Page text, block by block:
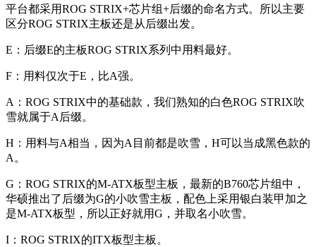
平台都采用ROG STRIX+芯片组+后缀的命名方式。所以主要
区分ROG STRIX主板还是从后缀出发。
E ：后缀E的主板ROG STRIX系列中用料最好。
F ：用料仅次于E，比A强。
A ：ROG STRIX中的基础款，我们熟知的白色ROG STRIX吹
雪就属于A后缀。
H ：用料与A相当，因为A目前都是吹雪，H可以当成黑色款的
A。
G ：ROG STRIX的M-ATX板型主板，最新的B760芯片组中，
华硕推出了后缀为G的小吹雪主板，配色上采用银白装甲加之
是M-ATX板型，所以正好就用G，并取名小吹雪。
I ：ROG STRIX的ITX板型主板。